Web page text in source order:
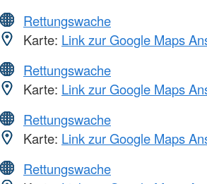
Rettungswache
Karte: Link zur Google Maps
Rettungswache
Karte: Link zur Google Maps
Rettungswache
Karte: Link zur Google Maps
Rettungswache